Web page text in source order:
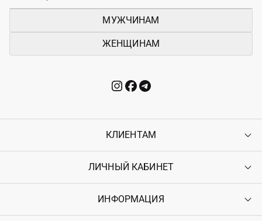
МУЖЧИНАМ
ЖЕНЩИНАМ
КЛИЕНТАМ
Контакты
Возврат
Гарантия
ЛИЧНЫЙ КАБИНЕТ
Войти
ИНФОРМАЦИЯ